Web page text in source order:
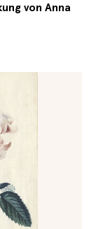
von Anna